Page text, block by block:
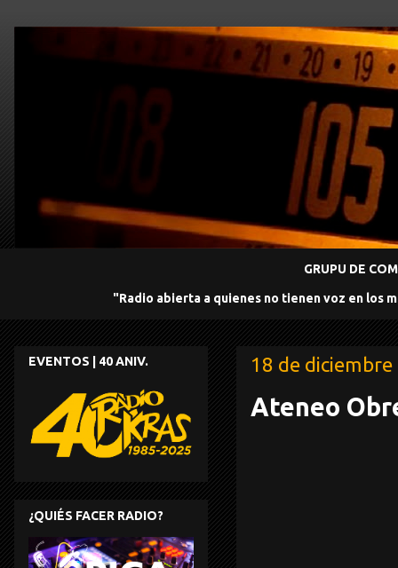
GRUPU DE
"Radio abierta a quienes no tienen voz en los
18 de
Ateneo
EVENTOS | 40 ANIV.
¿QUIÉS FACER RADIO?